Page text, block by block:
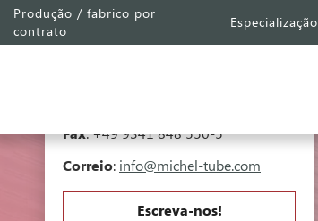
Michel Tube
Engineering GmbH
Fax: +49 9341 848 550-5
Correio: info@michel-tube.com
Escreva-nos!
Produção / fabrico por
contrato
Especialização